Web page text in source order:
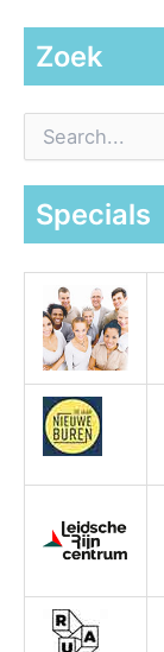
Zoek
a
Specials